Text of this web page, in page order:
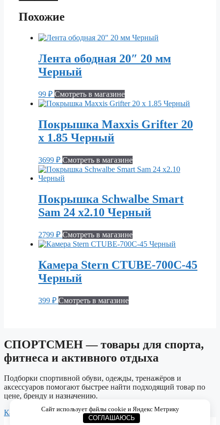
Похожие
Лента ободная 20″ 20 мм
Черный
99 ₽ Смотреть в магазине
Покрышка Maxxis Grifter 20
х 1.85 Черный
3699 ₽ Смотреть в магазине
Покрышка Schwalbe Smart
Sam 24 х2.10 Черный
2799 ₽ Смотреть в магазине
Камера Stern CTUBE-700C-45
Черный
399 ₽ Смотреть в магазине
СПОРТСМЕН — товары для спорта,
фитнеса и активного отдыха
Подборки спортивной обуви, одежды, тренажёров и
аксессуаров помогают быстрее найти подходящий товар по
цене, бренду и назначению.
Каталог
Спортивная обувь Одежда для спорта Тренажёры
© 2026 СПОРТСМЕН. Каталог спортивных товаров
Сайт использует файлы cookie и Яндекс Метрику
СОГЛАШАЮСЬ